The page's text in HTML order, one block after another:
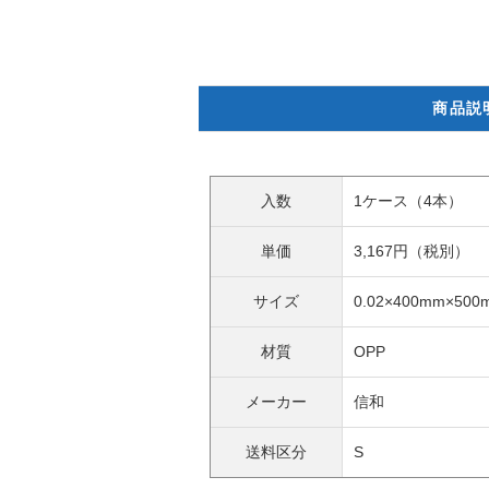
商品説
入数 1ケース（4本）
単価 3,167円（税別）
サイズ
材質 OPP
メーカー 信和
送料区分 S